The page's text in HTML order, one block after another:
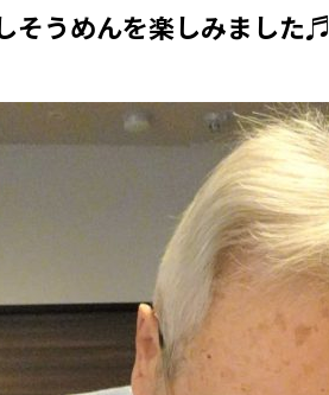
そうめんを楽しみました♬